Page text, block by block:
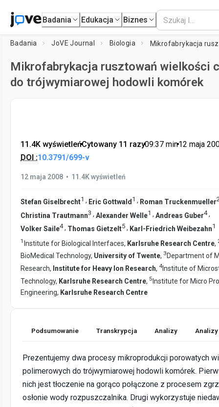
Badania Edukacja Biznes
Badania JoVE Journal Biologia
Mikrofabrykacja rusztowań wielkości
do trójwymiarowej hodowli komórek
11.4K wyświetleń•Cytowany 11 razy•09:37 min•12 maja
DOI :10.3791/699-v
12 maja 2008 • 11.4K wyświetleń
Stefan Giselbrecht1 , Eric Gottwald 1 , Roman Truckenmueller
Christina Trautmann3 , Alexander Welle1 , Andreas Guber4,
Volker Saile4, Thomas Gietzelt5 , Karl-Friedrich Weibezahn1
1 Institute for Biological Interfaces, Karlsruhe Research Centre,
BioMedical Technology, University of Twente, 3 Department of
Research, Institute for Heavy Ion Research, 4 Institute of
Technology, Karlsruhe Research Centre, 5Institute for Micro
Engineering, Karlsruhe Research Centre
Podsumowanie Transkrypcja Analizy
Prezentujemy dwa procesy mikroprodukcji porowatych
polimerowych do trójwymiarowej hodowli komórek.
nich jest tłoczenie na gorąco połączone z procesem
osłonie wody rozpuszczalnika. Drugi wykorzystuje